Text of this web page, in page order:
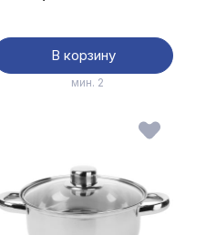
индукция
В корзину
мин. 2